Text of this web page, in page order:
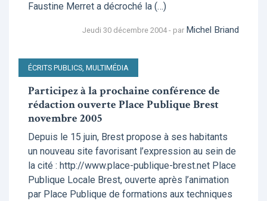
Faustine Merret a décroché la (…)
Jeudi 30 décembre 2004 - par Michel Briand
ÉCRITS PUBLICS, MULTIMÉDIA
Participez à la prochaine conférence de
rédaction ouverte Place Publique Brest
novembre 2005
Depuis le 15 juin, Brest propose à ses habitants
un nouveau site favorisant l’expression au sein de
la cité : http://www.place-publique-brest.net Place
Publique Locale Brest, ouverte après l’animation
par Place Publique de formations aux techniques